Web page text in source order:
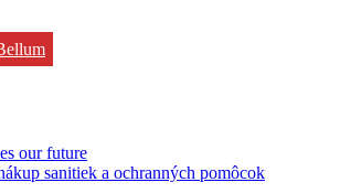
our future
sanitiek a ochranných pomôcok